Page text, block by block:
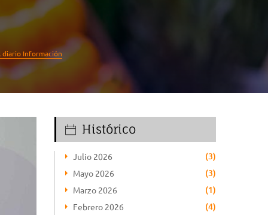
diario Información
Histórico
Julio 2026 (3)
Mayo 2026 (3)
Marzo 2026 (1)
Febrero 2026 (4)